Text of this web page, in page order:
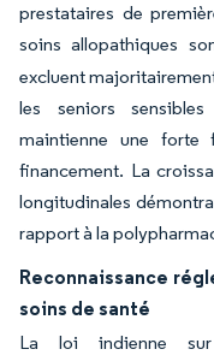
prestataires de
soins allopathiques
excluent
les seniors
maintienne une forte
financement. La
longitudinales
rapport à la
Reconnaissance
soins de santé
La loi indienne